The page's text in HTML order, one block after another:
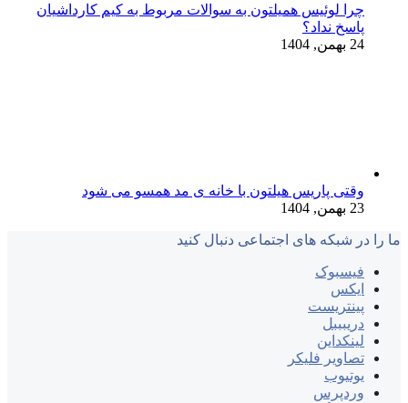
چرا لوئیس همیلتون به سوالات مربوط به کیم کارداشیان
پاسخ نداد؟
24 بهمن, 1404
وقتی پاریس هیلتون با خانه‌ ی مد همسو می شود
23 بهمن, 1404
ما را در شبکه های اجتماعی دنبال کنید
فیسبوک
ایکس
پینتریست
دریبببل
لینکداین
تصاویر فلیکر
یوتیوب
وردپرس